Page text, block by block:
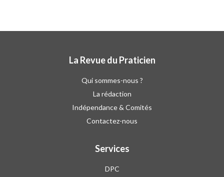
La Revue du Praticien
Qui sommes-nous ?
La rédaction
Indépendance & Comités
Contactez-nous
Services
DPC